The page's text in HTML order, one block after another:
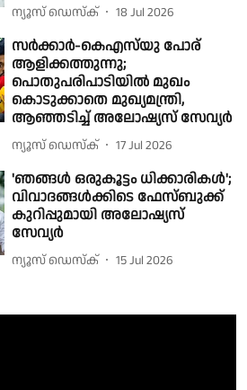
ന്യൂസ് ഡെസ്ക് 18 Jul 2026
സർക്കാർ-കെഎസ്‌യു പോര്
ആളിക്കത്തുന്നു;
പൊതുപരിപാടിയിൽ മുഖം
കൊടുക്കാതെ മുഖ്യമന്ത്രി,
ആഞ്ഞടിച്ച് അലോഷ്യസ് സേവ്യർ
ന്യൂസ് ഡെസ്ക് 17 Jul 2026
'ഞങ്ങൾ ഒരുകൂട്ടം ധിക്കാരികൾ';
വിവാദങ്ങൾക്കിടെ ഫേസ്ബുക്ക്
കുറിപ്പുമായി അലോഷ്യസ്
സേവ്യർ
ന്യൂസ് ഡെസ്ക് 15 Jul 2026